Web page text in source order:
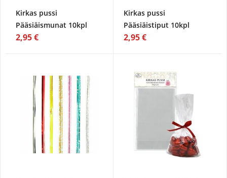
Kirkas pussi
Pääsiäismunat 10kpl
2,95 €
Kirkas pussi
Pääsiäistiput 10kpl
2,95 €